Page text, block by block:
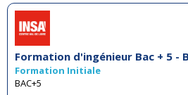
Formation d'ingénieur Bac + 5 -
Formation Initiale
BAC+5